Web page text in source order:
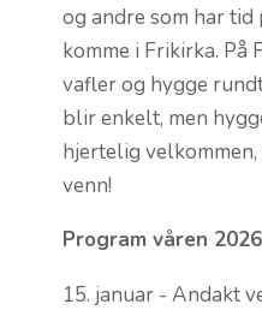
MIN SIDE
og andre som har
komme i Frikirka. På
vafler og hygge
blir enkelt, men
hjertelig
venn!
Program våren 2026
15. januar - Andakt